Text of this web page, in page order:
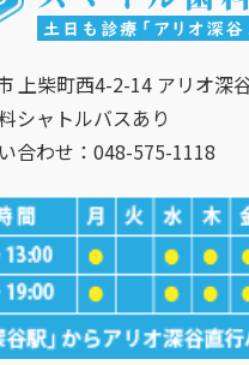
上柴町西4-2-14 アリオ深
シャトルバスあり
合わせ：048-575-1118